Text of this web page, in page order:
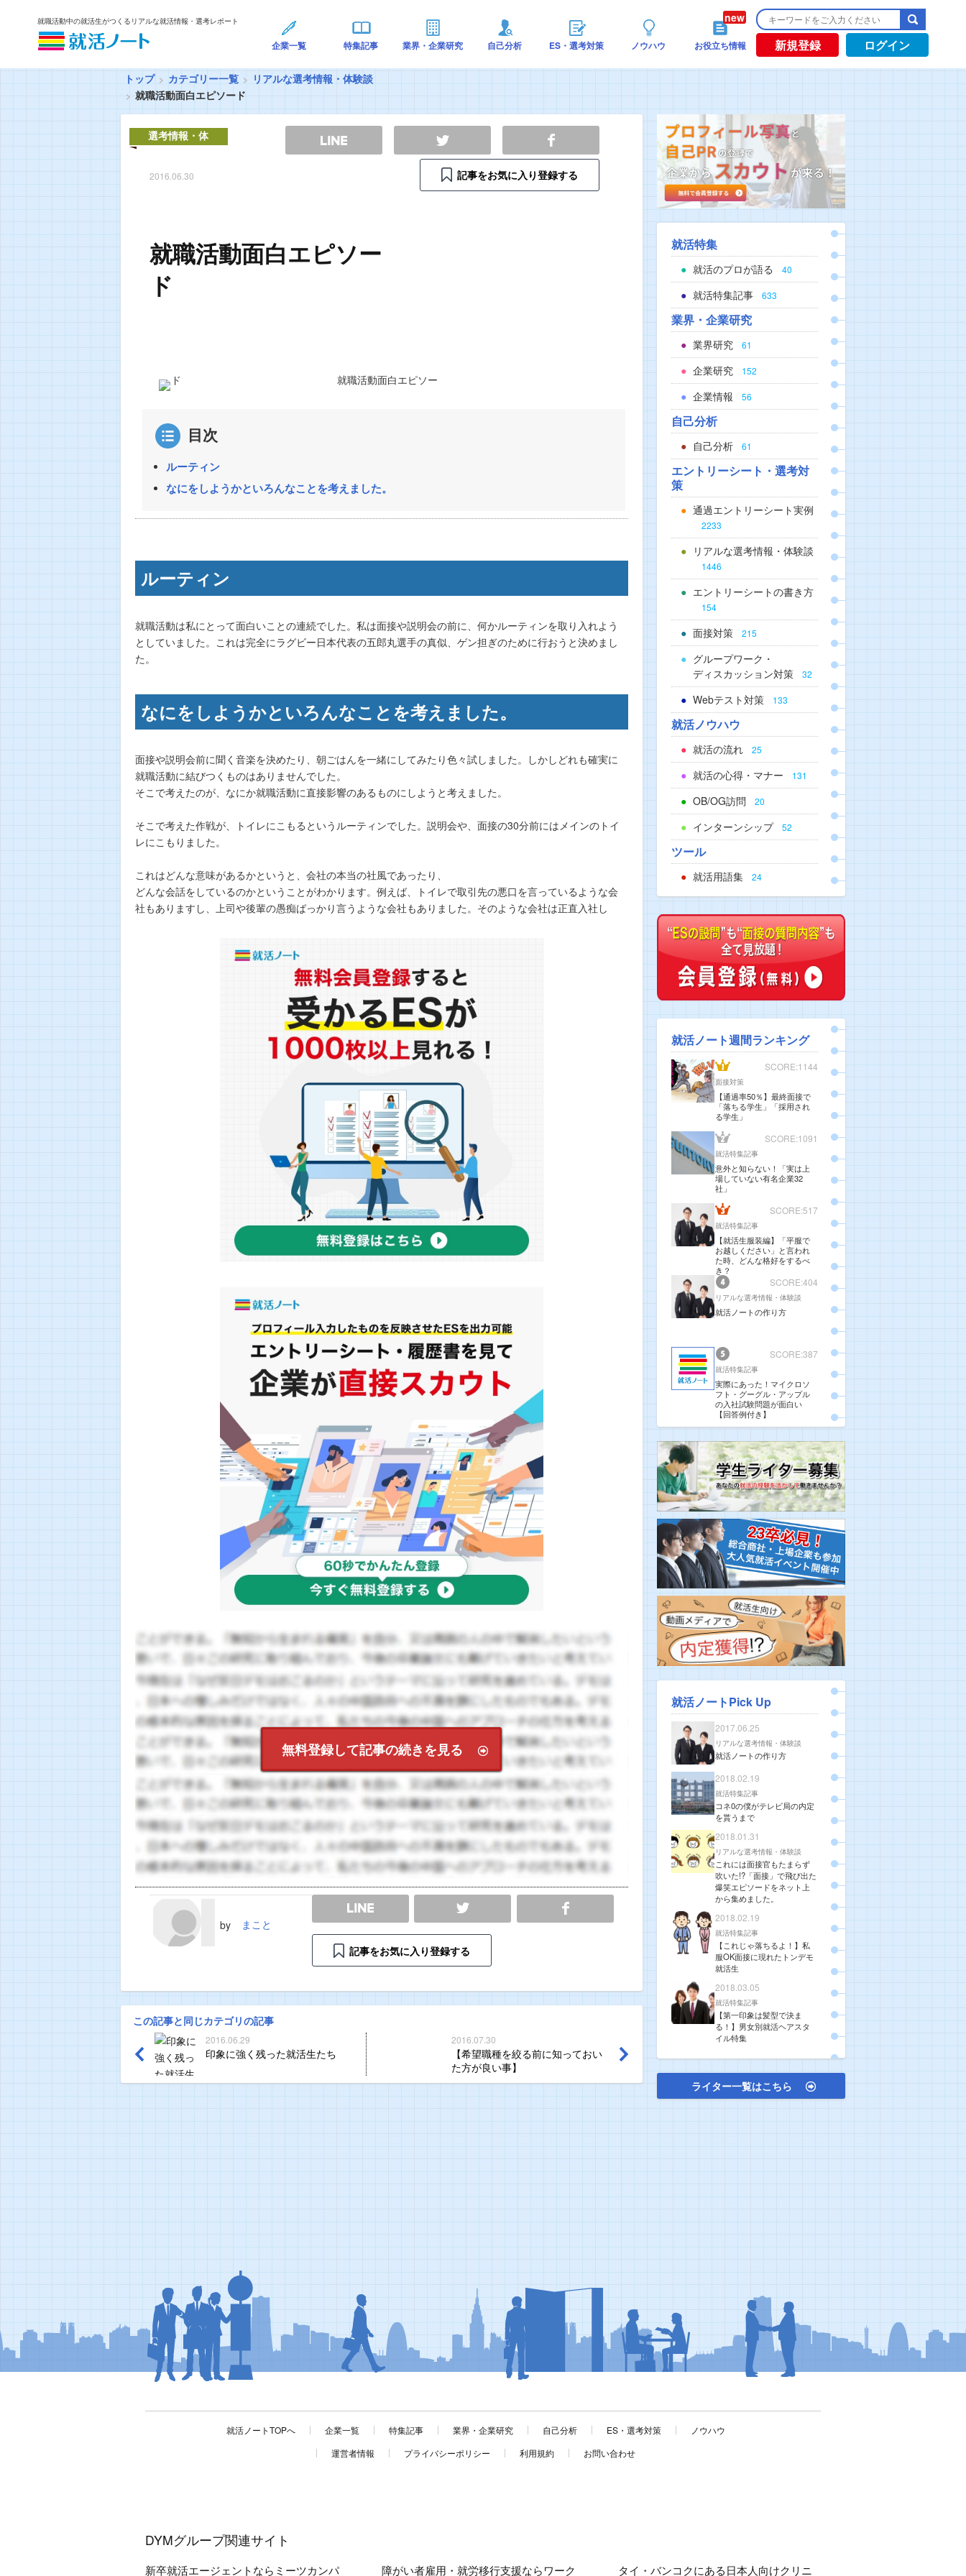
就職活動中の就活生がつくるリアルな就活情報・選考レポート
企業一覧 特集記事 業界・企業研究 自己分析 ES・選考対策 ノウハウ お役立ち情報 新規登録 ログイン
トップ カテゴリー一覧
リアルな選考情報・体験談
就職活動面白エピソード
選考情報・体
2016.06.30 記事をお気に入り登録する
就職活動面白エピソー
ド
目次
ルーティン
なにをしようかといろんなことを考えました。
ルーティン
就職活動は私にとって面白いことの連続でした。私は面接や説明会の前に、何かルーティンを取り入れよう
としていました。これは完全にラグビー日本代表の五郎丸選手の真似、ゲン担ぎのために行おうと決めまし
た。
なにをしようかといろんなことを考えました。
面接や説明会前に聞く音楽を決めたり、朝ごはんを一緒にしてみたり色々試しました。しかしどれも確実に
就職活動に結びつくものはありませんでした。
そこで考えたのが、なにか就職活動に直接影響のあるものにしようと考えました。
そこで考えた作戦が、トイレにこもるというルーティンでした。説明会や、面接の30分前にはメインのトイ
レにこもりました。
これはどんな意味があるかというと、会社の本当の社風であったり、
どんな会話をしているのかということがわかります。例えば、トイレで取引先の悪口を言っているような会
社もありますし、上司や後輩の愚痴ばっかり言うような会社もありました。そのような会社は正直入社し
無料登録して記事の続きを見る
by まこと
LINE SHARE
記事をお気に入り登録する
この記事と同じカテゴリの記事
2016.06.29
印象に強く残った就活生たち
2016.07.30
【希望職種を絞る前に知っておい
た方が良い事】
就活特集
就活のプロが語る 40
就活特集記事 633
業界・企業研究
業界研究 61
企業研究 152
企業情報 56
自己分析
自己分析 61
エントリーシート・選考対
策
通過エントリーシート実例
2233
リアルな選考情報・体験談
1446
エントリーシートの書き方
154
面接対策 215
グループワーク・
ディスカッション対策
32
Webテスト対策 133
就活ノウハウ
就活の流れ 25
就活の心得・マナー 131
OB/OG訪問 20
インターンシップ 52
ツール
就活用語集 24
就活ノート週間ランキング
SCORE:1144
面接対策
【通過率50％】最終面接で
「落ちる学生」「採用され
る学生」
SCORE:1091
就活特集記事
意外と知らない！「実は上
場していない有名企業32
社」
SCORE:517
就活特集記事
【就活生服装編】「平服で
お越しください」と言われ
た時、どんな格好をするべ
き？
SCORE:404
リアルな選考情報・体験談
就活ノートの作り方
SCORE:387
就活特集記事
実際にあった！マイクロソ
フト・グーグル・アップル
の入社試験問題が面白い
【回答例付き】
就活ノートPick Up
2017.06.25
リアルな選考情報・体験談
就活ノートの作り方
2018.02.19
就活特集記事
コネ0の僕がテレビ局の内定
を貰うまで
2018.01.31
リアルな選考情報・体験談
これには面接官もたまらず
吹いた!?「面接」で飛び出た
爆笑エピソードをネット上
から集めました。
2018.02.19
就活特集記事
【これじゃ落ちるよ！】私
服OK面接に現れたトンデモ
就活生
2018.03.05
就活特集記事
【第一印象は髪型で決ま
る！】男女別就活ヘアスタ
イル特集
ライター一覧はこちら
就活ノートTOPへ 企業一覧 特集記事 業界・企業研究 自己分析 ES・選考対策
ノウハウ
運営者情報
プライバシーポリシー 利用規約 お問い合わせ
DYMグループ関連サイト
新卒就活エージェントならミーツカンパ 障がい者雇用・就労移行支援ならワーク タイ・バンコクにある日本人向けクリニ